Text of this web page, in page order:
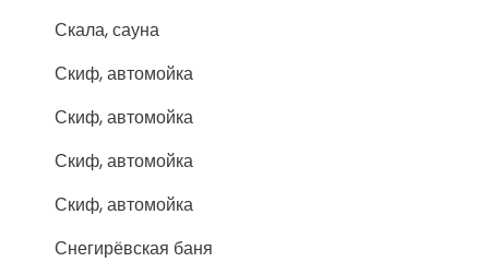
Скала, сауна
Скиф, автомойка
Скиф, автомойка
Скиф, автомойка
Скиф, автомойка
Снегирёвская баня